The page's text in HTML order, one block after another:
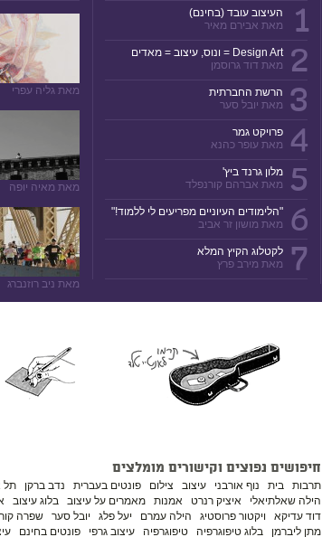
1
העיצוב עובד (בחינם)
מאת אבירם מאיר
2
Design Art = ונוס, עיצוב = מאדים
מאת דוד גרוסמן
3
הרשת החברתית
מאת יובל סער
4
פרויקט גמר
מאת עופר כהנא
5
מלון גרנד ביץ'
מאת אברהם קורנפלד
6
"הלימודים העיוניים מפריעים לי ללמוד!"
מאת מושון זר אביב
7
לקטלוג הקיץ המלא
מאת מירב פרץ
מאת גליה עפרי
מאת מאיה יופה
מאת ניב רוזנברג
חיפושים נפוצים וקישורים מומלצים
תרבות בית נוף אורבני עיצוב צילום פונטים בעברית נדב ברקן תל
הילה שאלתיאלי
איציק רנרט אמנות מאמרים על עיצוב בלוג עיצוב
דוד עדיקא
ויקטור פרוסטיג הילה עמרם יעל פלג יובל סער שפרה
מתן ליברמן
בלוג טיפוגרפיה טיפוגרפיה עיצוב גרפי פונטים בחינם